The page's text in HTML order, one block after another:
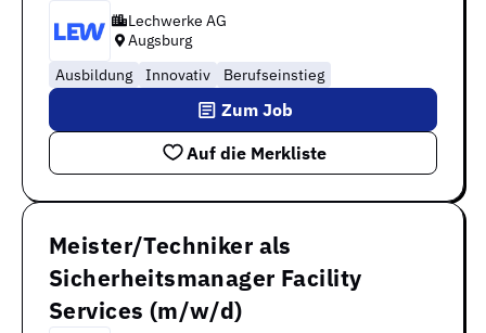
Lechwerke AG
Augsburg
Ausbildung
Innovativ Berufseinstieg
Auf die Merkliste
Zum Job
Meister/Techniker als
Sicherheitsmanager Facility
Services (m/w/d)